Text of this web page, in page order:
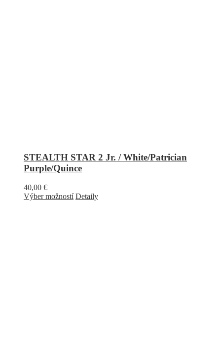
STEALTH STAR 2 Jr. / White/Patrician
Purple/Quince
40,00 €
Výber možností Detaily